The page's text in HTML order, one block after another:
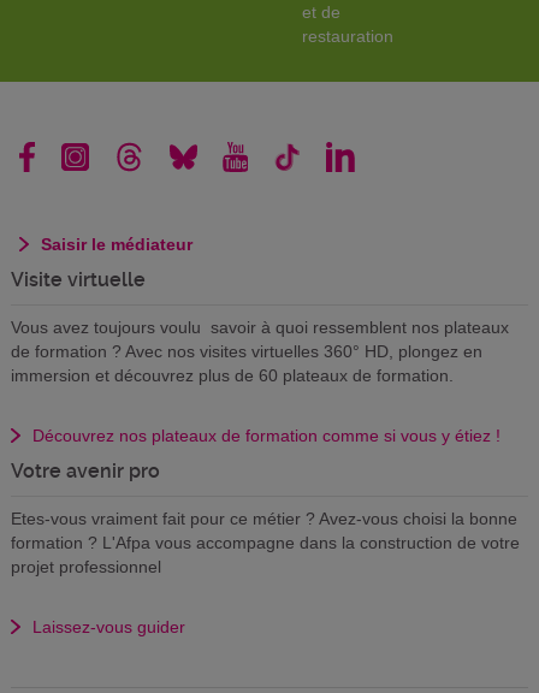
et de
restauration
Saisir le médiateur
Visite virtuelle
Vous avez toujours voulu savoir à quoi ressemblent nos plateaux
de formation ? Avec nos visites virtuelles 360° HD, plongez en
immersion et découvrez plus de 60 plateaux de formation.
Découvrez nos plateaux de formation comme si vous y étiez !
Votre avenir pro
Etes-vous vraiment fait pour ce métier ? Avez-vous choisi la bonne
formation ? L'Afpa vous accompagne dans la construction de votre
projet professionnel
Laissez-vous guider